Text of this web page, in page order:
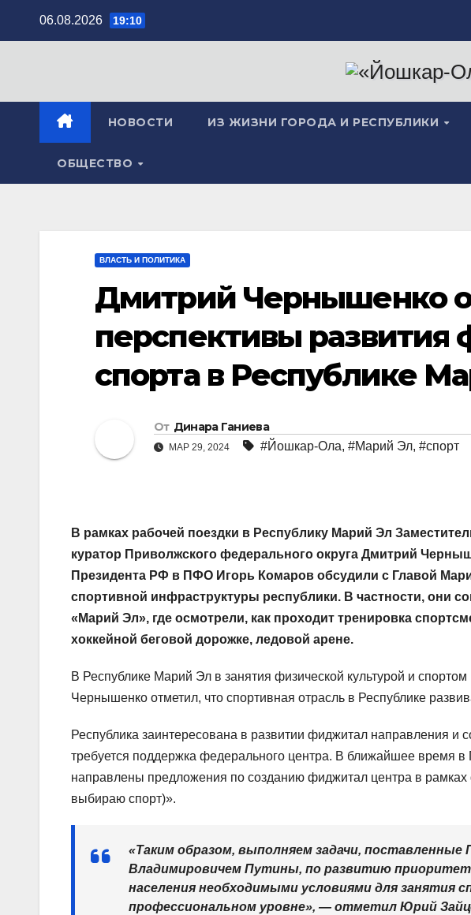
06.08.2026 19:10
НОВОСТИ ИЗ ЖИЗНИ ГОРОДА И РЕСПУБЛИКИ
ОБЩЕСТВО
ВЛАСТЬ И ПОЛИТИКА
Дмитрий Чернышенко
перспективы
спорта в Республике
От Динара Ганиева
МАР 29, 2024 #Йошкар-Ола, #Марий Эл, #спорт
В рамках рабочей поездки в Республику Марий Эл
куратор Приволжского федерального округа Дмитрий
Президента РФ в ПФО Игорь Комаров обсудили с Главой
спортивной инфраструктуры республики. В частности, они
«Марий Эл», где осмотрели, как проходит тренировка
хоккейной беговой дорожке, ледовой арене.
В Республике Марий Эл в занятия физической культурой и
Чернышенко отметил, что спортивная отрасль в Республике
Республика заинтересована в развитии фиджитал направления и
требуется поддержка федерального центра. В ближайшее время в
направлены предложения по созданию фиджитал центра в рамках
выбираю спорт)».
«Таким образом, выполняем задачи,
Владимировичем Путины, по развитию
населения необходимыми условиями для занятия
профессиональном уровне», — отметил Юрий